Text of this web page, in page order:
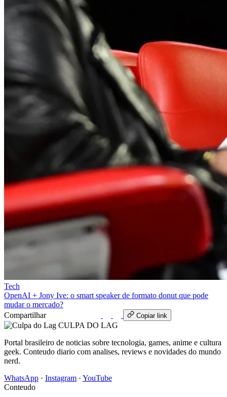
Tech
OpenAI + Jony Ive: o smart speaker de formato donut que pode
mudar o mercado?
Compartilhar
Copiar link
CULPA DO LAG
Portal brasileiro de noticias sobre tecnologia, games, anime e cultura
geek. Conteudo diario com analises, reviews e novidades do mundo
nerd.
WhatsApp · Instagram · YouTube
Conteudo